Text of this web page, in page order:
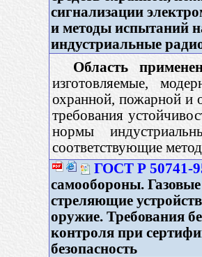
сигнализации
и методы испытаний
индустриальные
Область
изготовляемые,
охранной, пожарной и
требования
нормы
соответствующие
ГОСТ Р 50741-
самообороны.
стреляющие
оружие. Требования
контроля при
безопасность